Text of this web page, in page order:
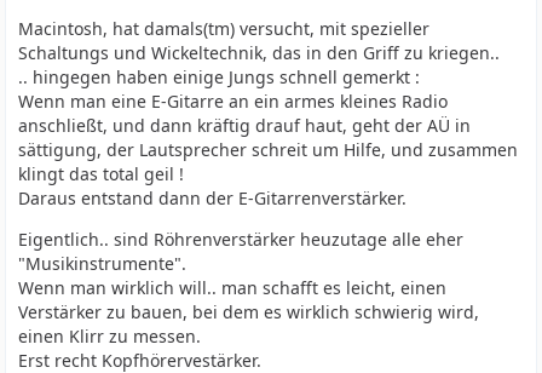
Macintosh, hat damals(tm) versucht, mit spezieller
Schaltungs und Wickeltechnik, das in den Griff zu kriegen..
.. hingegen haben einige Jungs schnell gemerkt :
Wenn man eine E-Gitarre an ein armes kleines Radio
anschließt, und dann kräftig drauf haut, geht der AÜ in
sättigung, der Lautsprecher schreit um Hilfe, und zusammen
klingt das total geil !
Daraus entstand dann der E-Gitarrenverstärker.
Eigentlich.. sind Röhrenverstärker heuzutage alle eher
"Musikinstrumente".
Wenn man wirklich will.. man schafft es leicht, einen
Verstärker zu bauen, bei dem es wirklich schwierig wird,
einen Klirr zu messen.
Erst recht Kopfhörervestärker.